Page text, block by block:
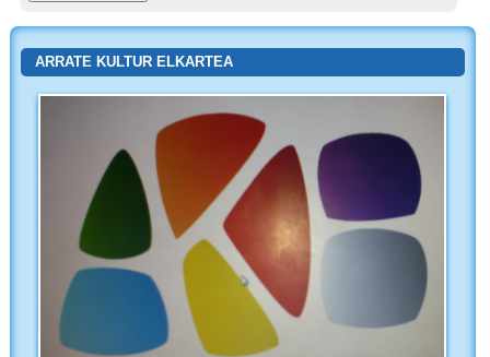
ARRATE KULTUR ELKARTEA